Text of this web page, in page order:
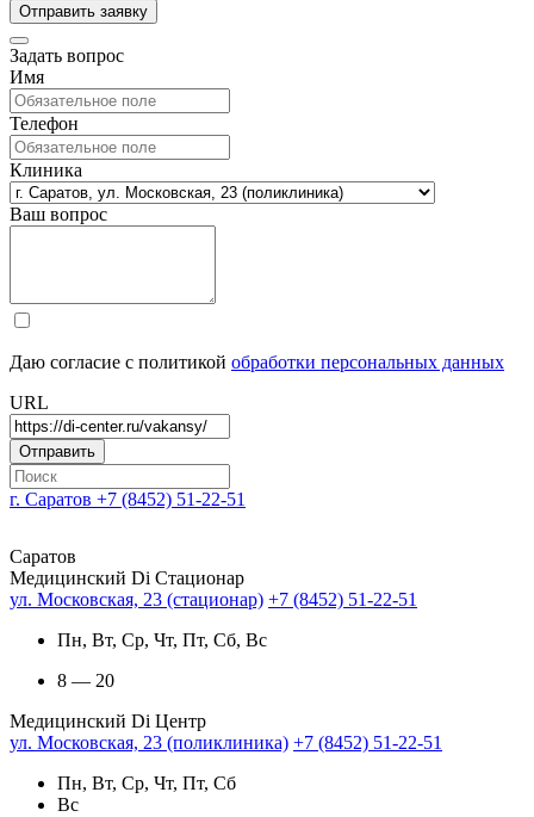
Задать вопрос
Имя
Телефон
Клиника
Ваш вопрос
Даю согласие с политикой обработки персональных данных
URL
г. Саратов +7 (8452) 51-22-51
Саратов
Медицинский Di Стационар
ул. Московская, 23 (стационар) +7 (8452) 51-22-51
Пн, Вт, Ср, Чт, Пт, Сб, Вс
8 — 20
Медицинский Di Центр
ул. Московская, 23 (поликлиника) +7 (8452) 51-22-51
Пн, Вт, Ср, Чт, Пт, Сб
Вс